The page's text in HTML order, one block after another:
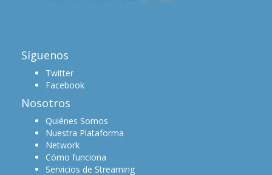
Síguenos
Twitter
Facebook
Nosotros
Quiénes Somos
Nuestra Plataforma
Network
Cómo funciona
Servicios de Streaming